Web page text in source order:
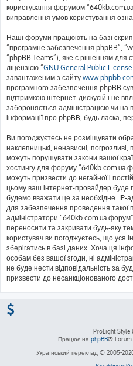
користування форумом
виправлення умов користування
Наші форуми працюють на базі
“програмне забезпечення phpBB”,
“phpBB Teams”), яке є рішенням для
ліцензією “GNU General Public
завантаженим з сайту
програмного забезпечення phpBB
підтримкою інтернет-дискусій і не
забороняється адміністрацією чи на
інформації про phpBB, будь ласка,
Ви погоджуєтесь не розміщувати
наклепницькі, ненависні, погрозливі,
можуть порушувати закони вашої
хостингу для форуму “640kb.com.ua
можуть призвести до негайної і
цьому ваш інтернет-провайдер
будемо вважати це за необхідне. IP-
для забезпечення проведення такої
адміністратори “640kb.com.ua
переносити та закривати будь-яку
користувач ви погоджуєтесь, що уся
зберігатись в базі даних. Хоча ця
особам без вашої згоди, ні
не буде нести відповідальність за
призвести до несанкціонованого
ProLight Style
Працює на phpBB® Forum
Український переклад © 2005-